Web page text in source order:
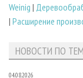
Weinig |
| Расширение
НОВОСТИ ПО
04.08.2026